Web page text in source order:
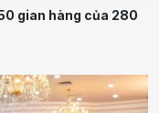
gian hàng của 280